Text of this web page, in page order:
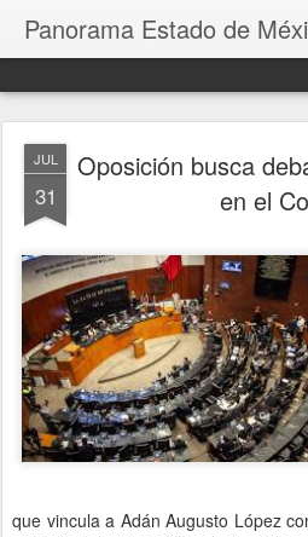
Panorama Estado de
JUL
31
Oposición busca
en el
que vincula a Adán Augusto López